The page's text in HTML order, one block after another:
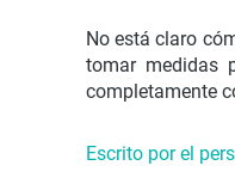
No está claro
tomar medidas
completamente
Escrito por el